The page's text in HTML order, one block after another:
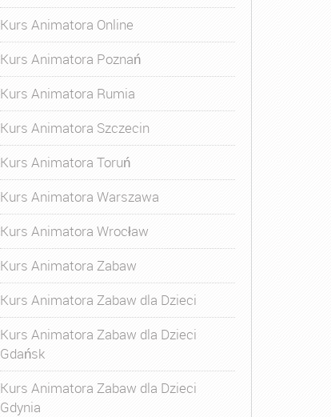
Kurs Animatora Online
Kurs Animatora Poznań
Kurs Animatora Rumia
Kurs Animatora Szczecin
Kurs Animatora Toruń
Kurs Animatora Warszawa
Kurs Animatora Wrocław
Kurs Animatora Zabaw
Kurs Animatora Zabaw dla Dzieci
Kurs Animatora Zabaw dla Dzieci
Gdańsk
Kurs Animatora Zabaw dla Dzieci
Gdynia